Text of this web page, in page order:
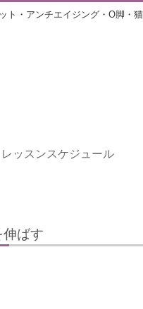
・アンチエイジング・O脚・
レッスンスケジュール
ばす